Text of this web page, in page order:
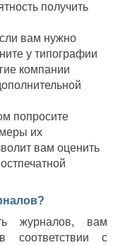
получить
вам нужно
у типографии
компании
попросите
их
вам оценить
журналов, вам
соответствии с